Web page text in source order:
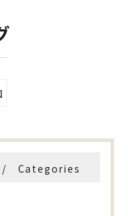
Categories